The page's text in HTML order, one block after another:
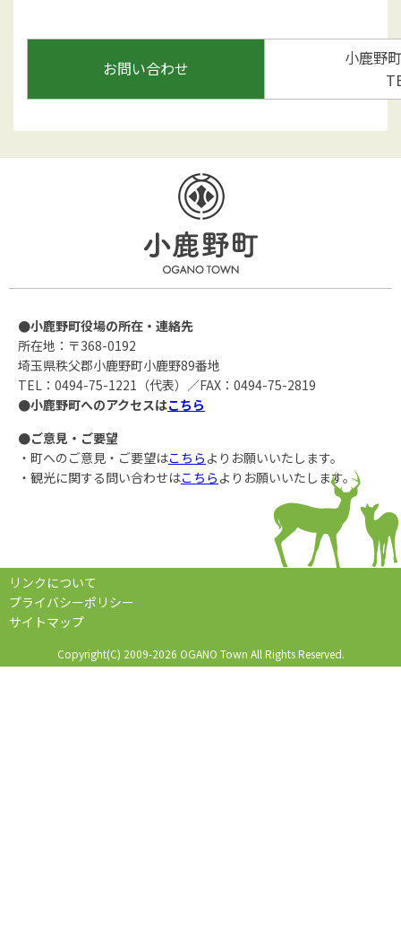
お問い合わせ
小鹿野
●小鹿野町役場の所在・連絡先
所在地：〒368-0192
埼玉県秩父郡小鹿野町小鹿野89番地
TEL：0494-75-1221（代表）／FAX：0494-75-2819
●小鹿野町へのアクセスはこちら
●ご意見・ご要望
・町へのご意見・ご要望はこちら よりお願いいたします。
・観光に関する問い合わせはこちら よりお願いいたします。
リンクについて
プライバシーポリシー
サイトマップ
Copyright(C) 2009-2026 OGANO Town All Rights Reserved.